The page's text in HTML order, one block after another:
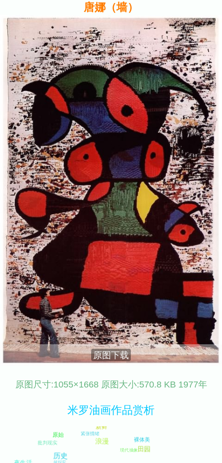
唐娜（墙）
原图下载
原图尺寸:1055×1668 原图大小:570.8 KB 1977年
米罗油画作品赏析